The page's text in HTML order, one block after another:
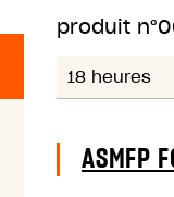
produit n°
18 heures
ASMFP